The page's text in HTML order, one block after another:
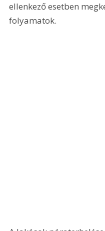
ellenkező esetben
folyamatok.